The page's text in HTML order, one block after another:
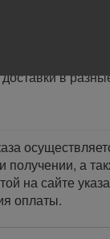
России:
России
ПЭК, GTD,
в
получении, а
на сайте
оплаты.